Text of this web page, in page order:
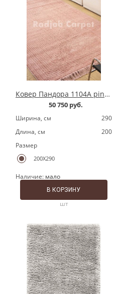
Ковер Пандора 1104A pink/pink
50 750 руб.
Ширина, cм
290
Длина, cм
200
Размер
200X290
Наличие: мало
шт
В КОРЗИНУ